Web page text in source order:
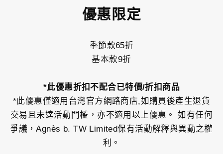
優惠限定
季節款65折
基本款9折
*此優惠折扣不配合已特價/折扣商品
*此優惠僅適用台灣官方網路商店,如購買後產生退貨
交易且未達活動門檻，亦不適用以上優惠。 如有任何
爭議，Agnès b. TW Limited保有活動解釋與異動之權
利。